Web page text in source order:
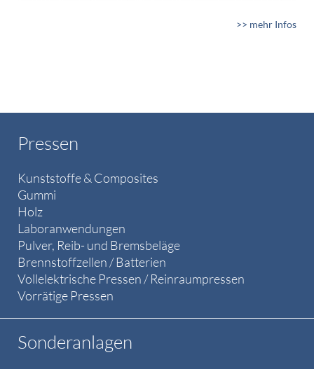
>> mehr Infos
Pressen
Kunststoffe & Composites
Gummi
Holz
Laboranwendungen
Pulver, Reib- und Bremsbeläge
Brennstoffzellen / Batterien
Vollelektrische Pressen / Reinraumpressen
Vorrätige Pressen
Sonderanlagen